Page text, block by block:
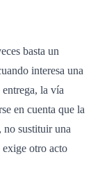
basta un
interesa una
la vía
en cuenta que la
no sustituir una
exige otro acto